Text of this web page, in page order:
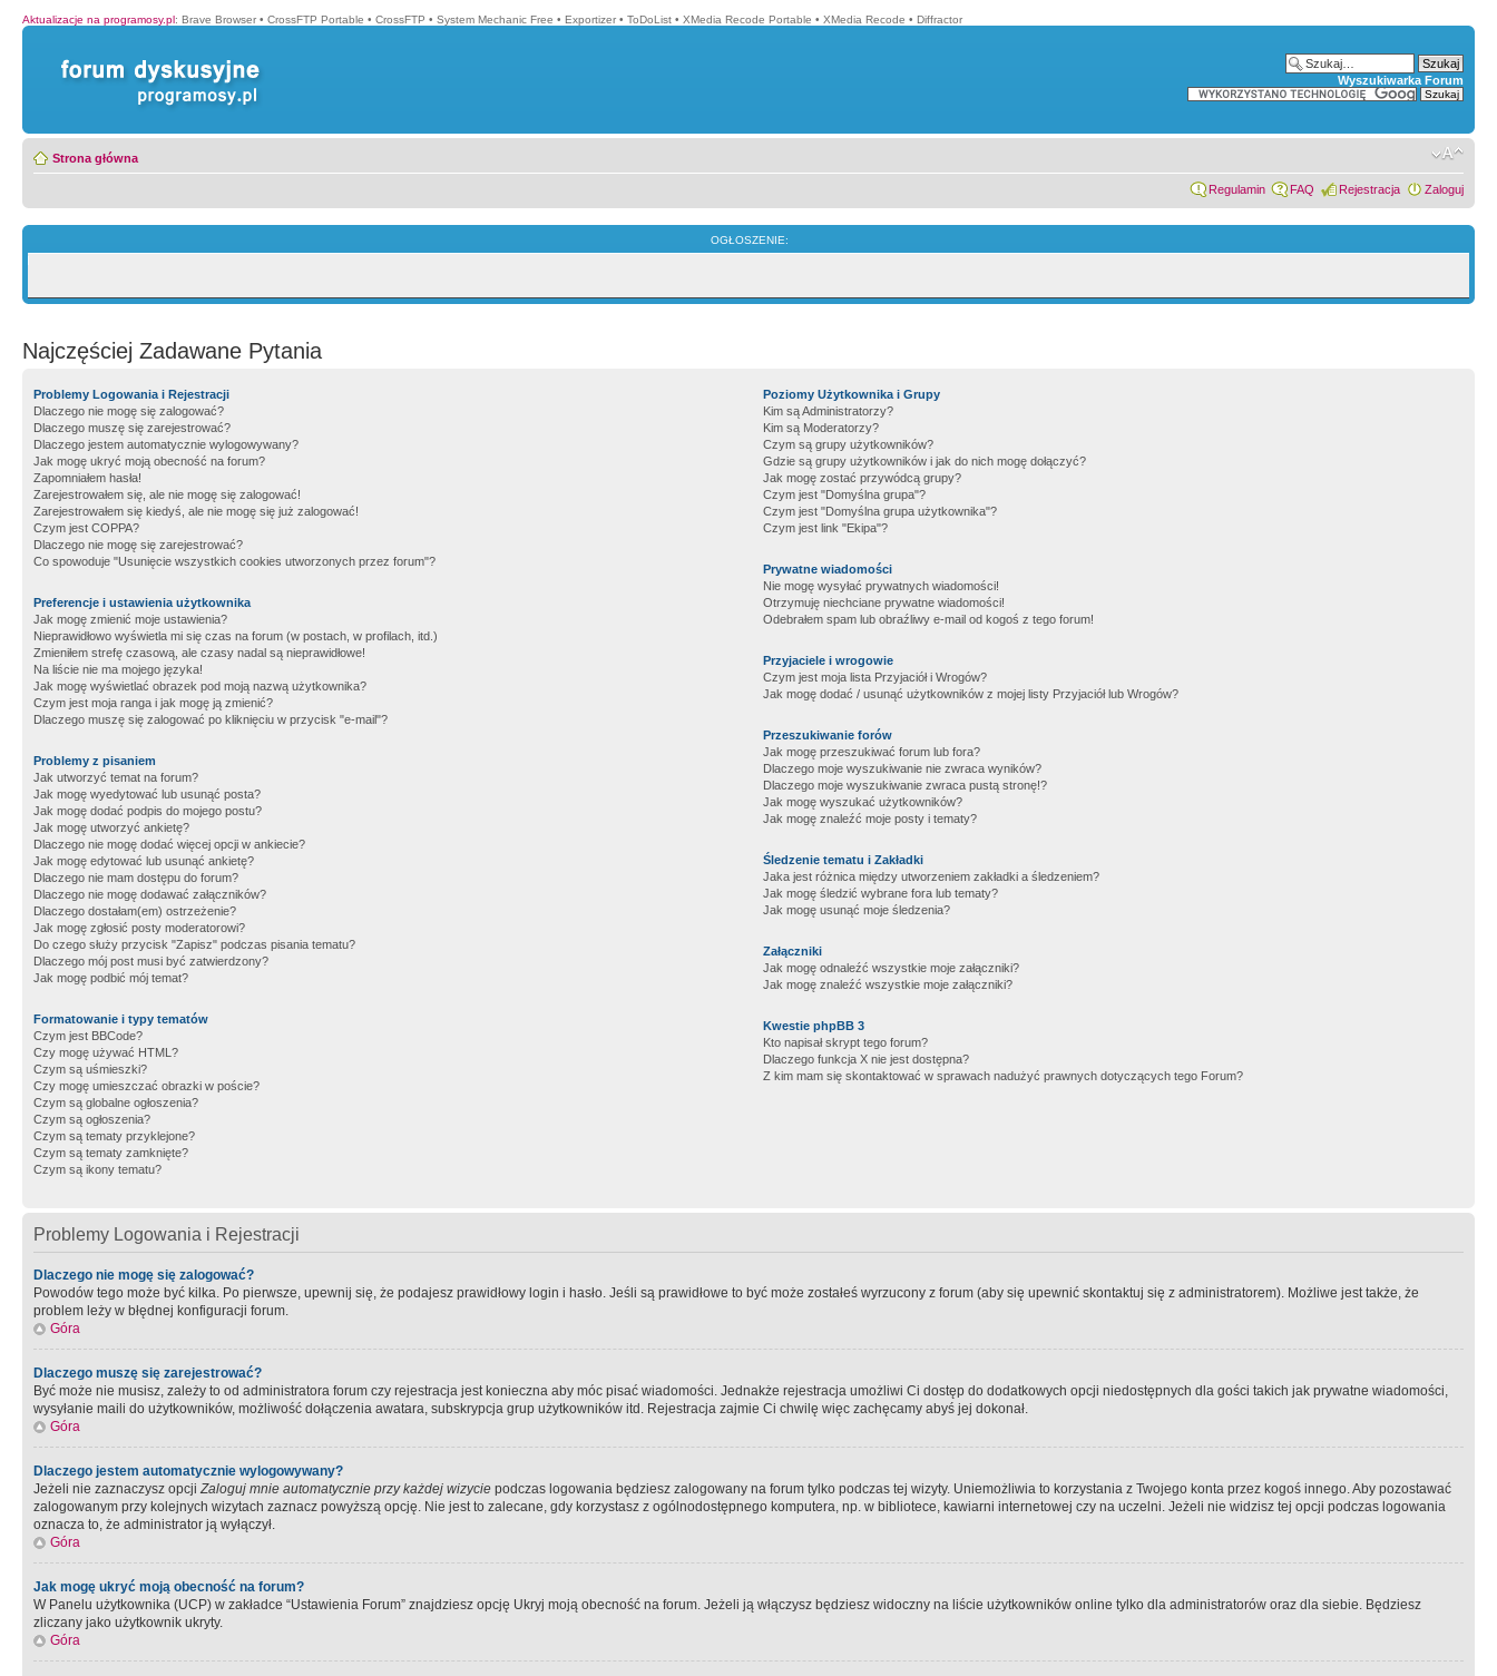
Aktualizacje na programosy.pl: Brave Browser • CrossFTP Portable • CrossFTP • System Mechanic Free • Exportizer • ToDoList • XMedia Recode Portable • XMedia Recode • Diffractor
Wyszukiwarka Forum
Strona główna
Regulamin FAQ Rejestracja Zaloguj
OGŁOSZENIE:
Najczęściej Zadawane Pytania
Problemy Logowania i Rejestracji
Dlaczego nie mogę się zalogować?
Dlaczego muszę się zarejestrować?
Dlaczego jestem automatycznie wylogowywany?
Jak mogę ukryć moją obecność na forum?
Zapomniałem hasła!
Zarejestrowałem się, ale nie mogę się zalogować!
Zarejestrowałem się kiedyś, ale nie mogę się już zalogować!
Czym jest COPPA?
Dlaczego nie mogę się zarejestrować?
Co spowoduje "Usunięcie wszystkich cookies utworzonych przez forum"?
Preferencje i ustawienia użytkownika
Jak mogę zmienić moje ustawienia?
Nieprawidłowo wyświetla mi się czas na forum (w postach, w profilach, itd.)
Zmieniłem strefę czasową, ale czasy nadal są nieprawidłowe!
Na liście nie ma mojego języka!
Jak mogę wyświetlać obrazek pod moją nazwą użytkownika?
Czym jest moja ranga i jak mogę ją zmienić?
Dlaczego muszę się zalogować po kliknięciu w przycisk "e-mail"?
Problemy z pisaniem
Jak utworzyć temat na forum?
Jak mogę wyedytować lub usunąć posta?
Jak mogę dodać podpis do mojego postu?
Jak mogę utworzyć ankietę?
Dlaczego nie mogę dodać więcej opcji w ankiecie?
Jak mogę edytować lub usunąć ankietę?
Dlaczego nie mam dostępu do forum?
Dlaczego nie mogę dodawać załączników?
Dlaczego dostałam(em) ostrzeżenie?
Jak mogę zgłosić posty moderatorowi?
Do czego służy przycisk "Zapisz" podczas pisania tematu?
Dlaczego mój post musi być zatwierdzony?
Jak mogę podbić mój temat?
Formatowanie i typy tematów
Czym jest BBCode?
Czy mogę używać HTML?
Czym są uśmieszki?
Czy mogę umieszczać obrazki w poście?
Czym są globalne ogłoszenia?
Czym są ogłoszenia?
Czym są tematy przyklejone?
Czym są tematy zamknięte?
Czym są ikony tematu?
Poziomy Użytkownika i Grupy
Kim są Administratorzy?
Kim są Moderatorzy?
Czym są grupy użytkowników?
Gdzie są grupy użytkowników i jak do nich mogę dołączyć?
Jak mogę zostać przywódcą grupy?
Czym jest "Domyślna grupa"?
Czym jest "Domyślna grupa użytkownika"?
Czym jest link "Ekipa"?
Prywatne wiadomości
Nie mogę wysyłać prywatnych wiadomości!
Otrzymuję niechciane prywatne wiadomości!
Odebrałem spam lub obraźliwy e-mail od kogoś z tego forum!
Przyjaciele i wrogowie
Czym jest moja lista Przyjaciół i Wrogów?
Jak mogę dodać / usunąć użytkowników z mojej listy Przyjaciół lub Wrogów?
Przeszukiwanie forów
Jak mogę przeszukiwać forum lub fora?
Dlaczego moje wyszukiwanie nie zwraca wyników?
Dlaczego moje wyszukiwanie zwraca pustą stronę!?
Jak mogę wyszukać użytkowników?
Jak mogę znaleźć moje posty i tematy?
Śledzenie tematu i Zakładki
Jaka jest różnica między utworzeniem zakładki a śledzeniem?
Jak mogę śledzić wybrane fora lub tematy?
Jak mogę usunąć moje śledzenia?
Załączniki
Jak mogę odnaleźć wszystkie moje załączniki?
Jak mogę znaleźć wszystkie moje załączniki?
Kwestie phpBB 3
Kto napisał skrypt tego forum?
Dlaczego funkcja X nie jest dostępna?
Z kim mam się skontaktować w sprawach nadużyć prawnych dotyczących tego Forum?
Problemy Logowania i Rejestracji
Dlaczego nie mogę się zalogować?
Powodów tego może być kilka. Po pierwsze, upewnij się, że podajesz prawidłowy login i hasło. Jeśli są prawidłowe to być może zostałeś wyrzucony z forum (aby się upewnić skontaktuj się z administratorem). Możliwe jest także, że
problem leży w błędnej konfiguracji forum.
Góra
Dlaczego muszę się zarejestrować?
Być może nie musisz, zależy to od administratora forum czy rejestracja jest konieczna aby móc pisać wiadomości. Jednakże rejestracja umożliwi Ci dostęp do dodatkowych opcji niedostępnych dla gości takich jak prywatne wiadomości,
wysyłanie maili do użytkowników, możliwość dołączenia awatara, subskrypcja grup użytkowników itd. Rejestracja zajmie Ci chwilę więc zachęcamy abyś jej dokonał.
Góra
Dlaczego jestem automatycznie wylogowywany?
Jeżeli nie zaznaczysz opcjiZaloguj mnie automatycznie przy każdej wizycie podczas logowania będziesz zalogowany na forum tylko podczas tej wizyty. Uniemożliwia to korzystania z Twojego konta przez kogoś innego. Aby pozostawać
zalogowanym przy kolejnych wizytach zaznacz powyższą opcję. Nie jest to zalecane, gdy korzystasz z ogólnodostępnego komputera, np. w bibliotece, kawiarni internetowej czy na uczelni. Jeżeli nie widzisz tej opcji podczas logowania
oznacza to, że administrator ją wyłączył.
Góra
Jak mogę ukryć moją obecność na forum?
W Panelu użytkownika (UCP) w zakładce “Ustawienia Forum” znajdziesz opcję Ukryj moją obecność na forum. Jeżeli ją włączysz będziesz widoczny na liście użytkowników online tylko dla administratorów oraz dla siebie. Będziesz
zliczany jako użytkownik ukryty.
Góra